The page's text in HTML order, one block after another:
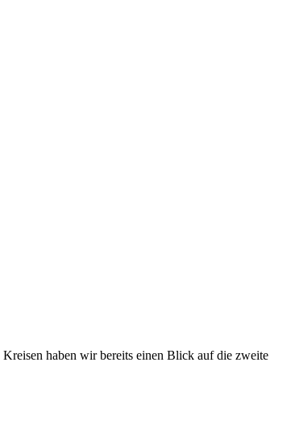
haben wir bereits einen Blick auf die zweite